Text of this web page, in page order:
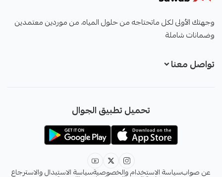
وجهتك الأولى لكل ماتحتاجه من حلول المياه، من موردين معتمدين
وضمانات شاملة
تواصل معنا
info@sawab.app
تحميل تطبيق الجوال
عن صوابسياسة الاستخدام والخصوصيةسياسة الاستبدال والاسترجاع